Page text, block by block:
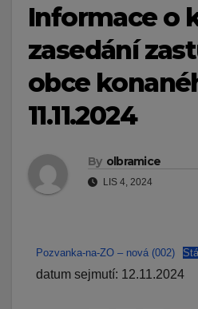
Informace o
zasedání
obce
11.11.2024
By olbramice
LIS 4, 2024
Pozvanka-na-ZO – nová (002)
datum sejmutí: 12.11.2024